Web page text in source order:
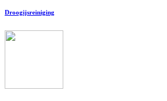
Droogijsreiniging